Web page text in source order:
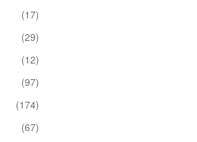
(17)
(29)
(12)
(97)
(174)
(67)